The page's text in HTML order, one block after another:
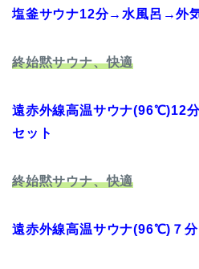
塩釜サウナ12分→水風呂→外
終始黙サウナ、快適
遠赤外線高温サウナ(96℃)12
セット
終始黙サウナ、快適
遠赤外線高温サウナ(96℃)７